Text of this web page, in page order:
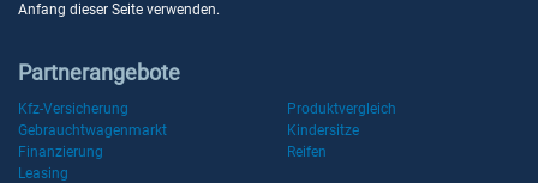
Anfang dieser Seite verwenden.
Partnerangebote
Kfz-Versicherung
Produktvergleich
Gebrauchtwagenmarkt
Kindersitze
Finanzierung
Reifen
Leasing